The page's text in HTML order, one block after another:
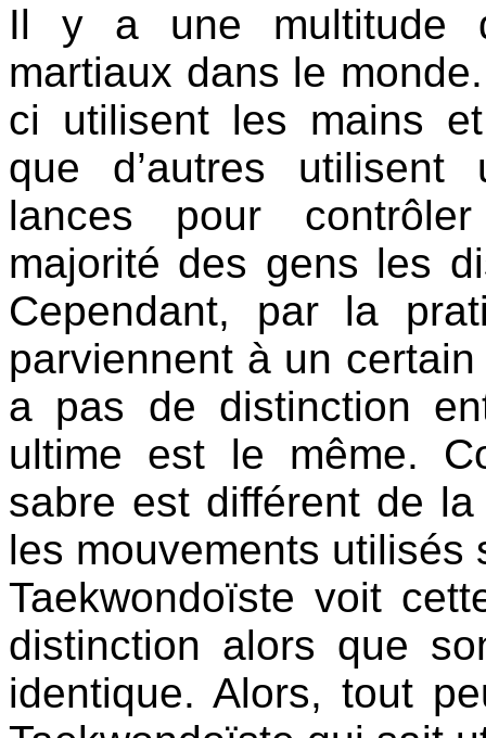
Il y a une multitude
martiaux dans le
ci utilisent les mains
que d’autres
lances pour
majorité des gens les
Cependant, par la
parviennent à un certain
a pas de distinction
ultime est le même.
sabre est différent de
les mouvements utilisés
Taekwondoïste voit
distinction alors que
identique. Alors, tout